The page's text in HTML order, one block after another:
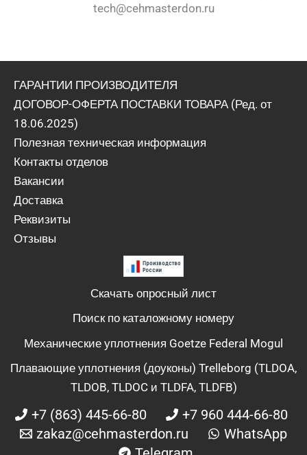
tech@cehmasterdon.ru
ГАРАНТИИ ПРОИЗВОДИТЕЛЯ
ДОГОВОР-ОФЕРТА ПОСТАВКИ ТОВАРА (Ред. от
18.06.2025)
Полезная техническая информация
Контакты отделов
Вакансии
Доставка
Реквизиты
Отзывы
Скачать опросный лист
Поиск по каталожному номеру
Механические уплотнения Goetze Federal Mogul
Плавающие уплотнения (доуконы) Trelleborg (TLDOA,
TLDOB, TLDOC и TLDFA, TLDFB)
+7 (863) 445-66-80
+7 960 444-66-80
zakaz@cehmasterdon.ru
WhatsApp